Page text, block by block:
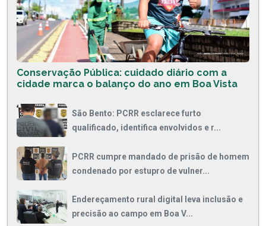
Conservação Pública: cuidado diário com a
cidade marca o balanço do ano em Boa Vista
São Bento: PCRR esclarece furto
qualificado, identifica envolvidos e r...
PCRR cumpre mandado de prisão de homem
condenado por estupro de vulner...
Endereçamento rural digital leva inclusão e
precisão ao campo em Boa V...